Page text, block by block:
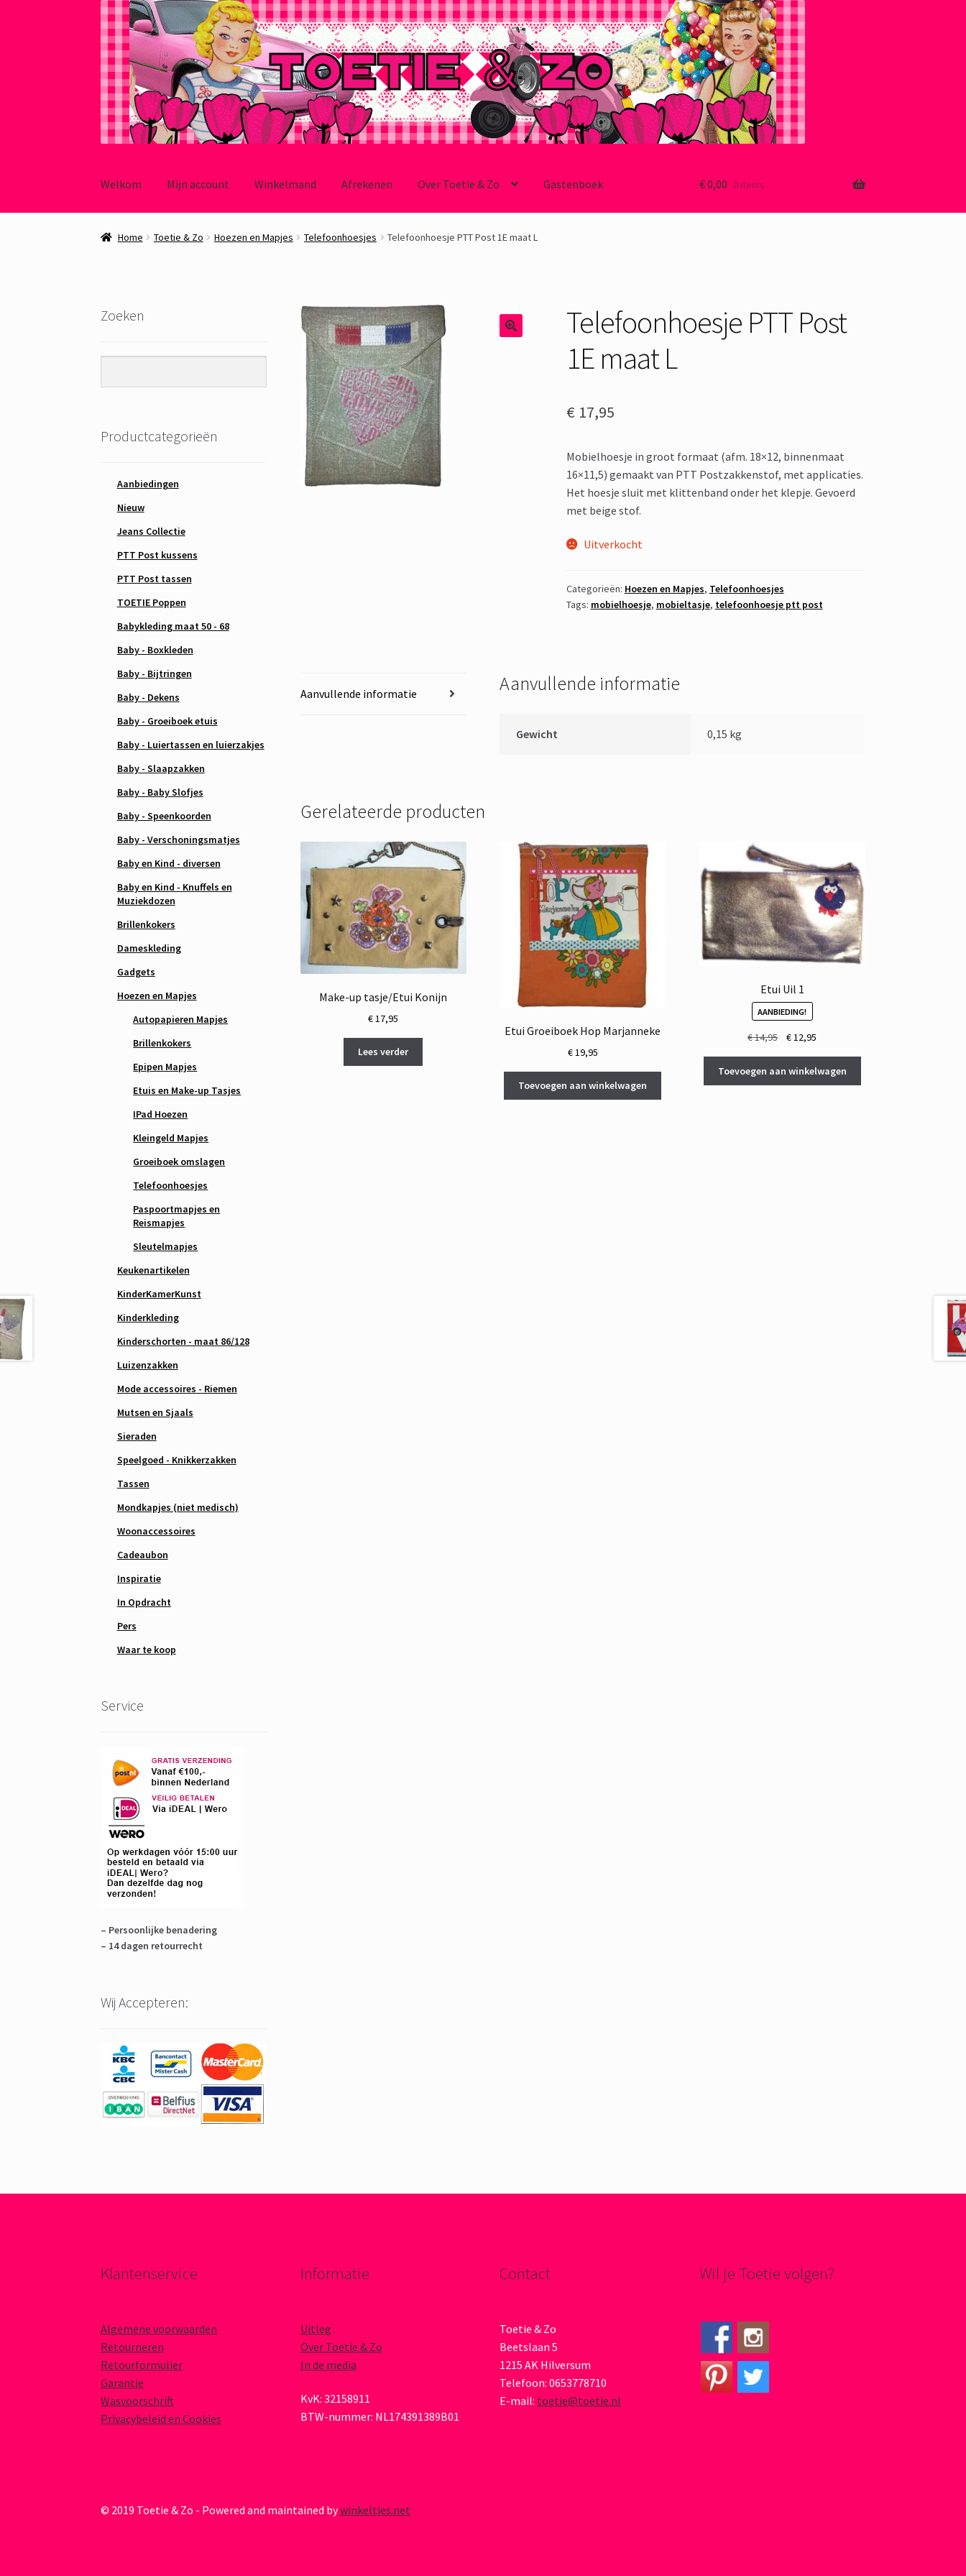
door
naar
Welkom Mijn account Winkelmand Afrekenen Over Toetie & Zo Gastenboek €0,00 0 items
Home Toetie & Zo Hoezen en Mapjes Telefoonhoesjes Telefoonhoesje PTT Post 1E maat L
Telefoonhoesje PTT Post
1E maat L
€ 17,95
Mobielhoesje in groot formaat (afm. 18×12, binnenmaat
16×11,5) gemaakt van PTT Postzakkenstof, met applicaties.
Het hoesje sluit met klittenband onder het klepje. Gevoerd
met beige stof.
Uitverkocht
Categorieën: Hoezen en Mapjes, Telefoonhoesjes
Tags: mobielhoesje, mobieltasje, telefoonhoesje ptt post
Aanvullende informatie Aanvullende informatie
Gewicht 0,15 kg
Gerelateerde producten
Make-up tasje/Etui Konijn
€ 17,95
Lees verder
Etui Groeiboek Hop Marjanneke
€19,95
Toevoegen aan winkelwagen
Etui Uil 1
AANBIEDING!
€14,95
Oorspronkelijke
was:
€ 14,95.
€12,95
is:
€ 12,95.
Toevoegen aan winkelwagen
Zoeken
Productcategorieën
Aanbiedingen
Nieuw
Jeans Collectie
PTT Post kussens
PTT Post tassen
TOETIE Poppen
Babykleding maat 50 - 68
Baby - Boxkleden
Baby - Bijtringen
Baby - Dekens
Baby - Groeiboek etuis
Baby - Luiertassen en luierzakjes
Baby - Slaapzakken
Baby - Baby Slofjes
Baby - Speenkoorden
Baby - Verschoningsmatjes
Baby en Kind - diversen
Baby en Kind - Knuffels en
Muziekdozen
Brillenkokers
Dameskleding
Gadgets
Hoezen en Mapjes
Autopapieren Mapjes
Brillenkokers
Epipen Mapjes
Etuis en Make-up Tasjes
IPad Hoezen
Kleingeld Mapjes
Groeiboek omslagen
Telefoonhoesjes
Paspoortmapjes en
Reismapjes
Sleutelmapjes
Keukenartikelen
KinderKamerKunst
Kinderkleding
Kinderschorten - maat 86/128
Luizenzakken
Mode accessoires - Riemen
Mutsen en Sjaals
Sieraden
Speelgoed - Knikkerzakken
Tassen
Mondkapjes (niet medisch)
Woonaccessoires
Cadeaubon
Inspiratie
In Opdracht
Pers
Waar te koop
Service
– Persoonlijke benadering
– 14 dagen retourrecht
Wij Accepteren:
Klantenservice
Algemene voorwaarden
Retourneren
Retourformulier
Garantie
Wasvoorschrift
Privacybeleid en Cookies
Informatie
Uitleg
Over Toetie & Zo
In de media
KvK: 32158911
BTW-nummer: NL174391389B01
Contact
Toetie & Zo
Beetslaan 5
1215 AK Hilversum
Telefoon: 0653778710
E-mail: toetie@toetie.nl
Wil je Toetie volgen?
© 2019 Toetie & Zo - Powered and maintained bywinkeltjes.net